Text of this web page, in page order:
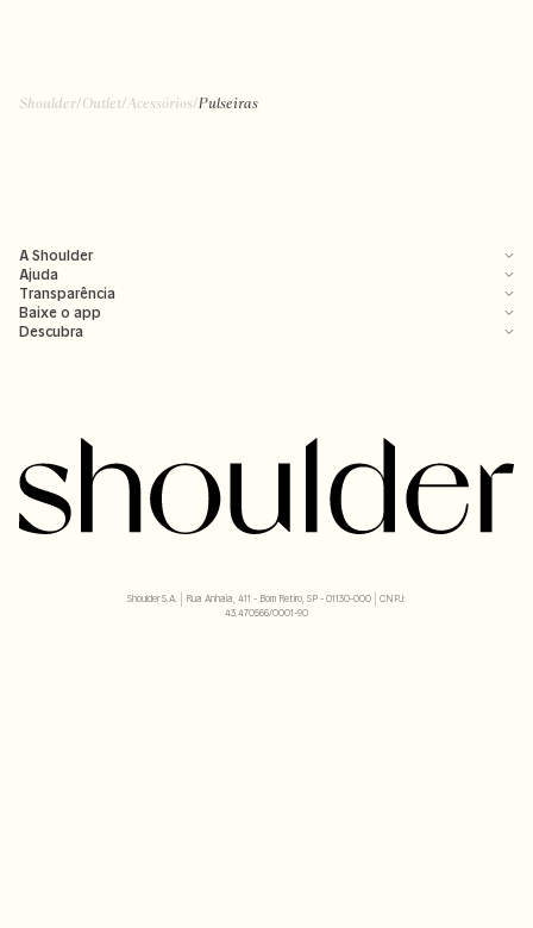
Shoulder/Outlet/Acessórios/Pulseiras
A Shoulder
Ajuda
Transparência
Baixe o app
Descubra
Shoulder S.A. | Rua Anhaia, 411 - Bom Retiro, SP - 01130-000 | CNPJ:
43.470566/0001-90